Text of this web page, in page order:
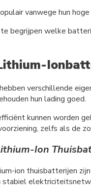
vanwege hun
begrijpen welke
verschillende
hun lading goed.
kunnen worden
zelfs als de
Ion
ion thuisbatterijen
stabiel